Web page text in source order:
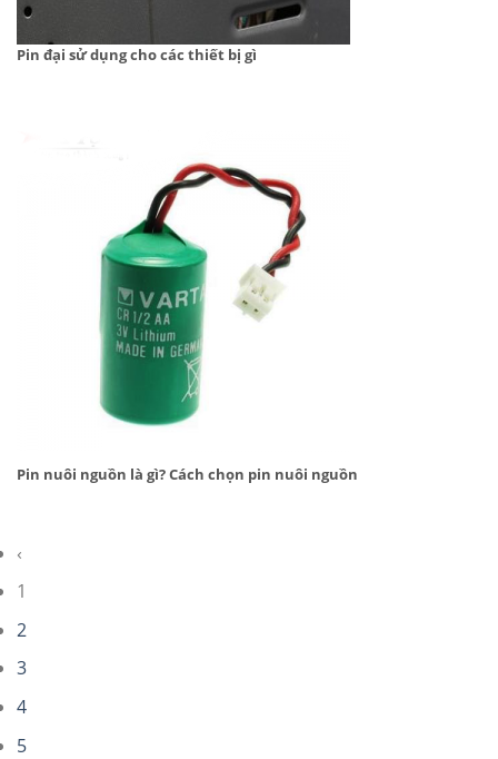
Pin đại sử dụng cho các thiết bị gì
Pin nuôi nguồn là gì? Cách chọn pin nuôi nguồn
‹
1
2
3
4
5